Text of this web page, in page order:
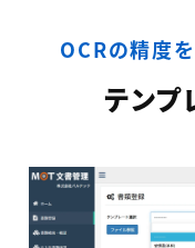
OCRの精度
テンプ